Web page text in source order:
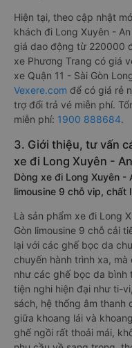
Hiện tại, theo cập nhật
khách đi Long Xuyên -
giá dao động từ 220000
xe Phương Trang có giá
xe Quận 11 - Sài Gòn
Vexere.com để có giá rẻ
trợ đổi trả vé miễn phí.
miễn phí: 1900 888684.
3. Giới thiệu, tư vấn
xe đi Long Xuyên -
Dòng xe đi Long Xuyên -
limousine 9 chỗ vip, chất
Là sản phẩm xe đi Long
Gòn limousine 9 chỗ cải
lại với các ghế bọc da
chuyến hành trình xa,
như các ghế bọc da bình
tiện nghi hiện đại như ti-
sách, hệ thống âm thanh
giữa khoang lái và
ghế ngồi rất thoải mái,